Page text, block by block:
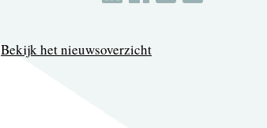
Bekijk het nieuwsoverzicht